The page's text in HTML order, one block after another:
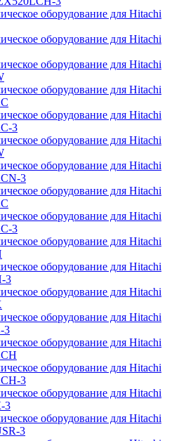
оборудование для Hitachi
оборудование для Hitachi
оборудование для Hitachi
оборудование для Hitachi
оборудование для Hitachi
3
оборудование для Hitachi
оборудование для Hitachi
3
оборудование для Hitachi
оборудование для Hitachi
3
оборудование для Hitachi
оборудование для Hitachi
3
оборудование для Hitachi
оборудование для Hitachi
3
оборудование для Hitachi
оборудование для Hitachi
3
оборудование для Hitachi
3
оборудование для Hitachi
3